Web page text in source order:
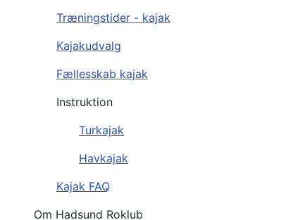
Træningstider - kajak
Kajakudvalg
Fællesskab kajak
Instruktion
Turkajak
Havkajak
Kajak FAQ
Om Hadsund Roklub